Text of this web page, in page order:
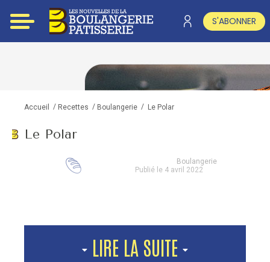
S'ABONNER
Accueil / Recettes / Boulangerie / Le Polar
Le Polar
Boulangerie
Publié le 4 avril 2022
LIRE LA SUITE